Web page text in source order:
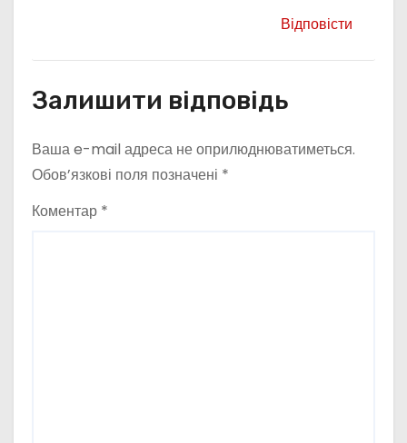
Відповісти
Залишити відповідь
Ваша e-mail адреса не оприлюднюватиметься.
Обов’язкові поля позначені *
Коментар *